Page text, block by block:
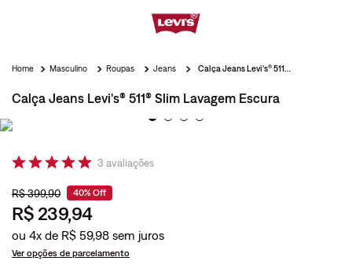
Masculino Roupas Jeans
Calça Jeans Levi's® 511® Slim Lavagem Escura
3 avaliações
R$399,90 40% Off
R$ 239,94
ou 4x de R$ 59,98
Ver opções de parcelamento